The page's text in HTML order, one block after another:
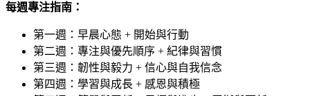
每週專注指南：
第一週：早晨心態 + 開始與行動
第二週：專注與優先順序 + 紀律與習慣
第三週：韌性與毅力 + 信心與自我信念
第四週：學習與成長 + 感恩與積極